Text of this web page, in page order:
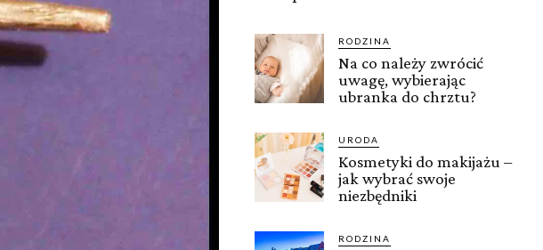
RODZINA
Na co należy zwrócić
uwagę, wybierając
ubranka do chrztu?
URODA
Kosmetyki do makijażu –
jak wybrać swoje
niezbędniki
RODZINA